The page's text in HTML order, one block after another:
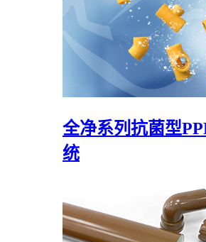
全净系列抗菌型
统